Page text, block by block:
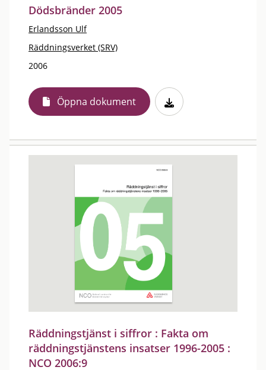
Dödsbränder 2005
Erlandsson Ulf
Räddningsverket (SRV)
2006
Öppna dokument
Räddningstjänst i siffror : Fakta om
räddningstjänstens insatser 1996-2005 :
NCO 2006:9